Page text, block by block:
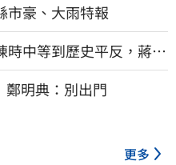
市豪、大雨特報
時中等到歷史平反，蔣萬
明典：別出門
更多